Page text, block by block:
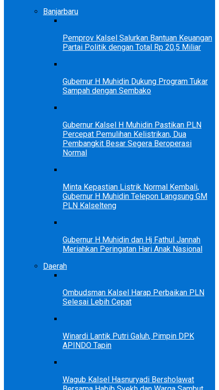
Banjarbaru
Pemprov Kalsel Salurkan Bantuan Keuangan
Partai Politik dengan Total Rp 20,5 Miliar
Gubernur H Muhidin Dukung Program Tukar
Sampah dengan Sembako
Gubernur Kalsel H Muhidin Pastikan PLN
Percepat Pemulihan Kelistrikan, Dua
Pembangkit Besar Segera Beroperasi
Normal
Minta Kepastian Listrik Normal Kembali,
Gubernur H Muhidin Telepon Langsung GM
PLN Kalselteng
Gubernur H Muhidin dan Hj Fathul Jannah
Meriahkan Peringatan Hari Anak Nasional
Daerah
Ombudsman Kalsel Harap Perbaikan PLN
Selesai Lebih Cepat
Winardi Lantik Putri Galuh, Pimpin DPK
APINDO Tapin
Wagub Kalsel Hasnuryadi Bersholawat